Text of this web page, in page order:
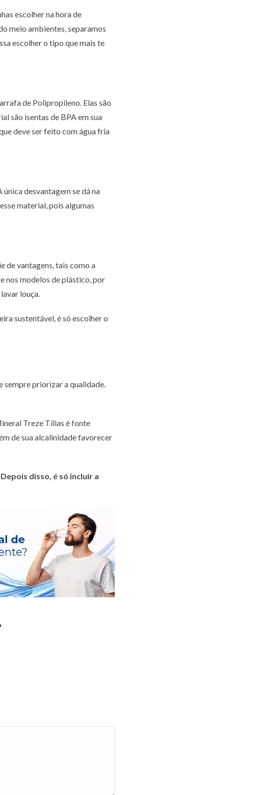
escolher na hora de
meio ambientes, separamos
escolher o tipo que mais te
de Polipropileno. Elas são
são isentas de BPA em sua
deve ser feito com água fria
desvantagem se dá na
material, pois algumas
de vantagens, tais como a
nos modelos de plástico, por
louça.
sustentável, é só escolher o
sempre priorizar a qualidade.
Treze Tílias é fonte
de sua alcalinidade favorecer
disso, é só incluir a